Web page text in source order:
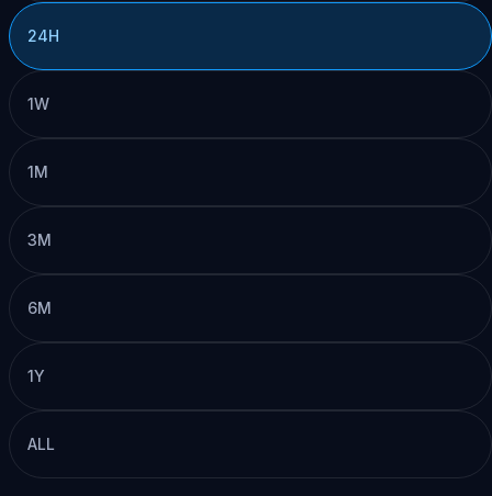
24H
1W
1M
3M
6M
1Y
ALL